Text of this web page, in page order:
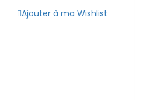
Ajouter à ma Wishlist